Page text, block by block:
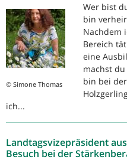
© Simone Thomas
Wer bist
bin
Nachdem
Bereich
eine
machst
bin bei
ich...
Landtagsvizepräsident
Besuch bei der